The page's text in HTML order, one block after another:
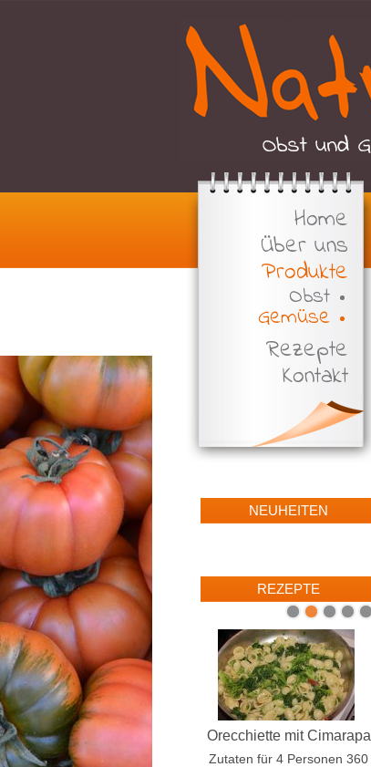
Home
Über uns
Produkte
Obst
Gemüse
Rezepte
Kontakt
NEUHEITEN
REZEPTE
1 2 3 4 5
Orecchiette mit Cimarapa
Zutaten für 4 Personen 360